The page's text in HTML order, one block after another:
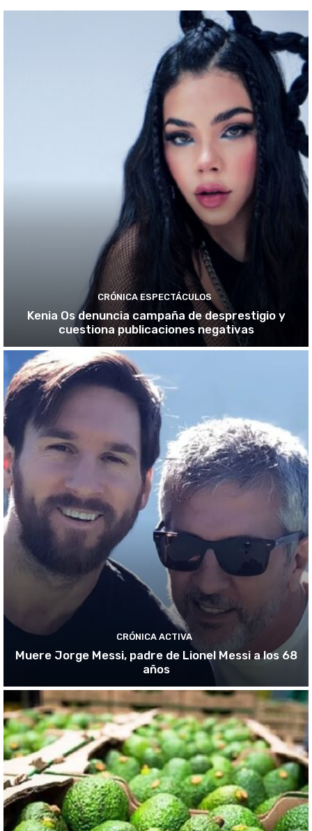
CRÓNICA ESPECTÁCULOS
Kenia Os denuncia campaña de desprestigio y
cuestiona publicaciones negativas
CRÓNICA ACTIVA
Muere Jorge Messi, padre de Lionel Messi a los 68
años